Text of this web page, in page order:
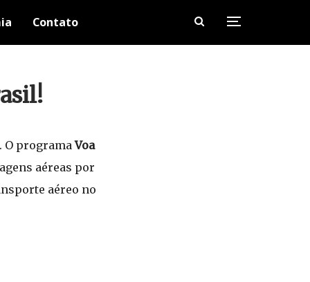
Contato
O programaVoa
aéreas por
aéreo no